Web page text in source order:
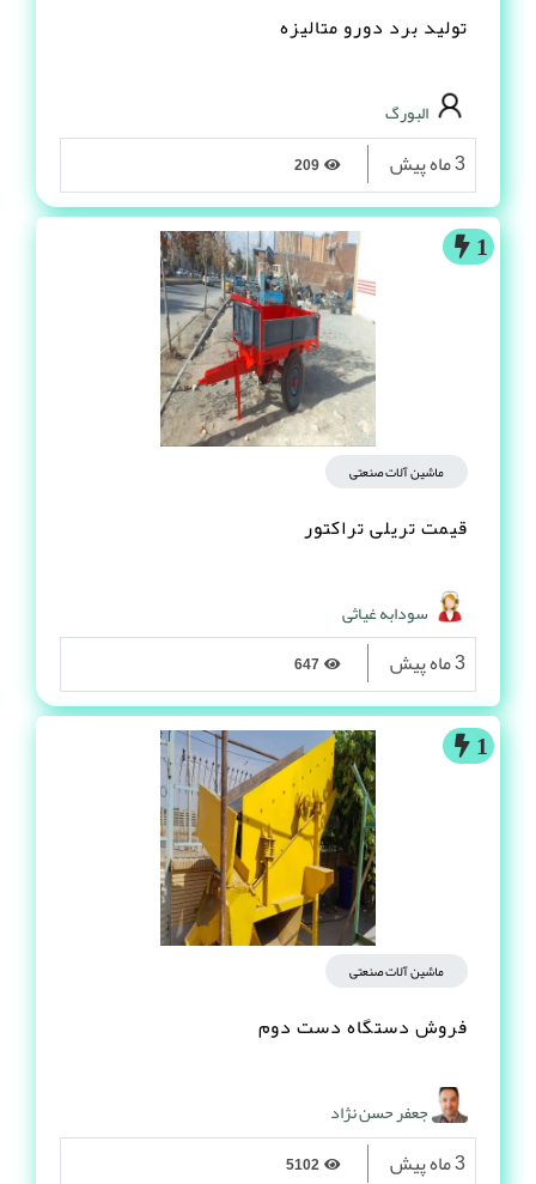
تولید برد دورو متالیزه
البورگ
3 ماه پیش
1
ماشین آلات صنعتی
قیمت تریلی تراکتور
سودابه غیاثی
3 ماه پیش
1
ماشین آلات صنعتی
فروش دستگاه دست دوم
جعفر حسن نژاد
3 ماه پیش